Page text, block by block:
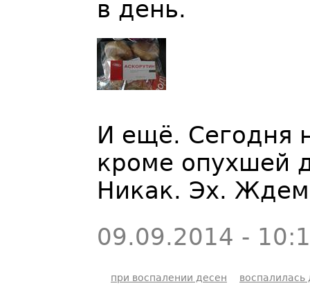
в день.
И ещё. Сегодня
кроме опухшей
Никак. Эх.
09.09.2014 -
при воспалении десен воспалилась